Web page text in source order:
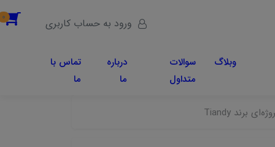
ورود به حساب کاربری 0
وبلاگ
سوالات
متداول
درباره
ما
تماس با
ما